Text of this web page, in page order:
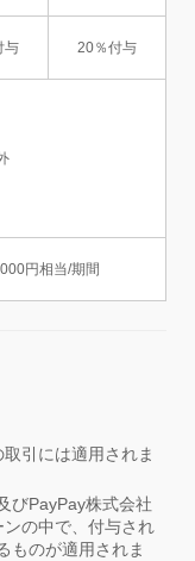
与 20％付与
円相当/期間
引には適用されま
びPayPay株式会社
の中で、付与され
ものが適用されま